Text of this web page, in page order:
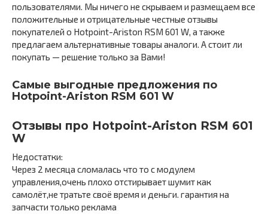
пользователями. Мы ничего не скрываем и размещаем все
положительные и отрицательные честные отзывы
покупателей о Hotpoint-Ariston RSM 601 W, а также
предлагаем альтернативные товары аналоги. А стоит ли
покупать — решение только за Вами!
Самые выгодные предложения по
Hotpoint-Ariston RSM 601 W
Отзывы про Hotpoint-Ariston RSM 601
W
Недостатки:
Через 2 месяца сломалась что то с модулем
управления,очень плохо отстирывает шумит как
самолёт,не тратьте своё время и деньги. гарантия на
запчасти только реклама